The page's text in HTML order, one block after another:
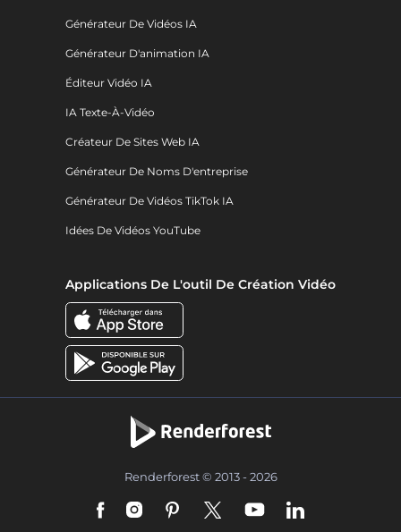
Générateur De Vidéos IA
Générateur D'animation IA
Éditeur Vidéo IA
IA Texte-À-Vidéo
Créateur De Sites Web IA
Générateur De Noms D'entreprise
Générateur De Vidéos TikTok IA
Idées De Vidéos YouTube
Applications De L'outil De Création Vidéo
Renderforest © 2013 - 2026